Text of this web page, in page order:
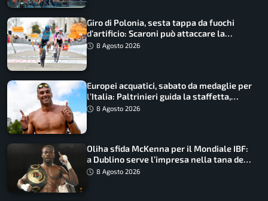
Giro di Polonia, sesta tappa da fuochi
d’artificio: Scaroni può attaccare la
maglia di Lemmen
8 Agosto 2026
Europei acquatici, sabato da medaglie per
l’Italia: Paltrinieri guida la staffetta,
Barnabà sogna l’oro dalle grandi altezze
8 Agosto 2026
Oliha sfida McKenna per il Mondiale IBF:
a Dublino serve l’impresa nella tana del
lupo8 Agosto 2026